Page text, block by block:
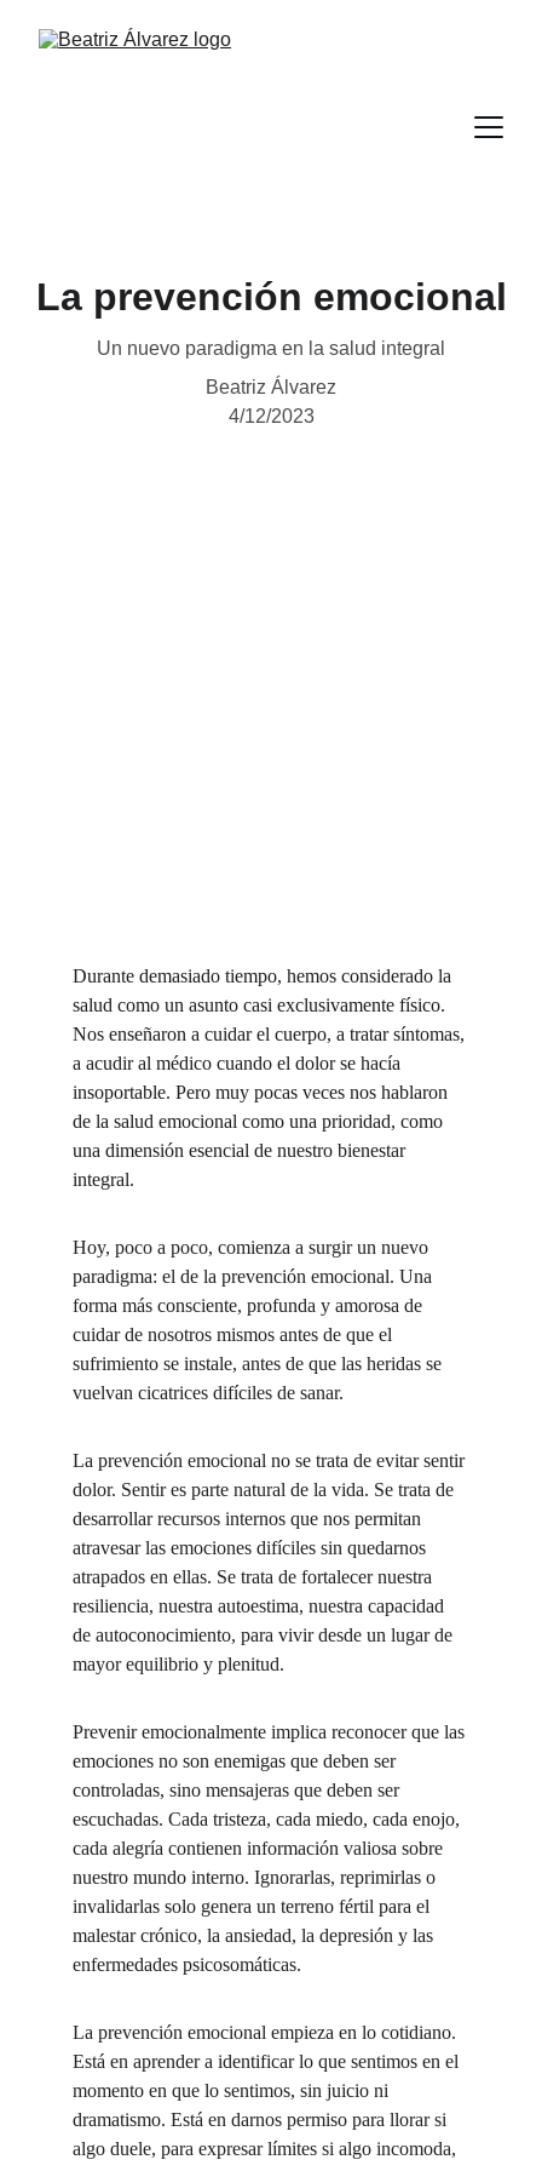
La prevención emocional
Un nuevo paradigma en la salud integral
Beatriz Álvarez
4/12/2023
Durante demasiado tiempo, hemos considerado la
salud como un asunto casi exclusivamente físico.
Nos enseñaron a cuidar el cuerpo, a tratar síntomas,
a acudir al médico cuando el dolor se hacía
insoportable. Pero muy pocas veces nos hablaron
de la salud emocional como una prioridad, como
una dimensión esencial de nuestro bienestar
integral.
Hoy, poco a poco, comienza a surgir un nuevo
paradigma: el de la prevención emocional. Una
forma más consciente, profunda y amorosa de
cuidar de nosotros mismos antes de que el
sufrimiento se instale, antes de que las heridas se
vuelvan cicatrices difíciles de sanar.
La prevención emocional no se trata de evitar sentir
dolor. Sentir es parte natural de la vida. Se trata de
desarrollar recursos internos que nos permitan
atravesar las emociones difíciles sin quedarnos
atrapados en ellas. Se trata de fortalecer nuestra
resiliencia, nuestra autoestima, nuestra capacidad
de autoconocimiento, para vivir desde un lugar de
mayor equilibrio y plenitud.
Prevenir emocionalmente implica reconocer que las
emociones no son enemigas que deben ser
controladas, sino mensajeras que deben ser
escuchadas. Cada tristeza, cada miedo, cada enojo,
cada alegría contienen información valiosa sobre
nuestro mundo interno. Ignorarlas, reprimirlas o
invalidarlas solo genera un terreno fértil para el
malestar crónico, la ansiedad, la depresión y las
enfermedades psicosomáticas.
La prevención emocional empieza en lo cotidiano.
Está en aprender a identificar lo que sentimos en el
momento en que lo sentimos, sin juicio ni
dramatismo. Está en darnos permiso para llorar si
algo duele, para expresar límites si algo incomoda,